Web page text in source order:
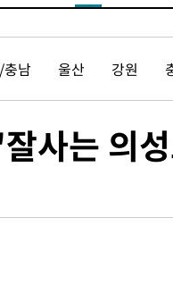
충남 울산 강원
사는 의